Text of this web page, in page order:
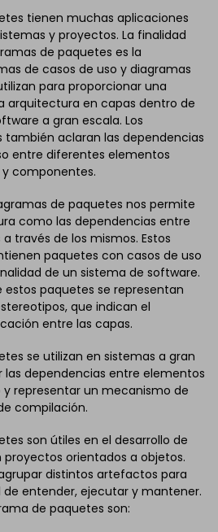
tienen muchas aplicaciones
y proyectos. La finalidad
de paquetes es la
de casos de uso y diagramas
para proporcionar una
arquitectura en capas dentro de
a gran escala. Los
aclaran las dependencias
entre diferentes elementos
componentes.
de paquetes nos permite
como las dependencias entre
través de los mismos. Estos
paquetes con casos de uso
de un sistema de software.
estos paquetes se representan
que indican el
entre las capas.
se utilizan en sistemas a gran
las dependencias entre elementos
representar un mecanismo de
compilación.
son útiles en el desarrollo de
orientados a objetos.
distintos artefactos para
entender, ejecutar y mantener.
de paquetes son: